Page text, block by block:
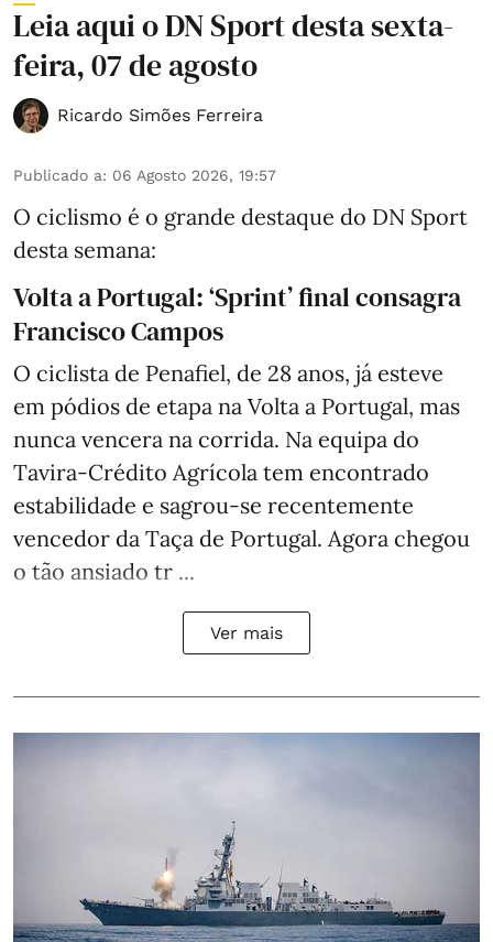
Leia aqui o DN Sport desta sexta-
feira, 07 de agosto
Ricardo Simões Ferreira
Publicado a: 06 Agosto 2026, 19:57
O ciclismo é o grande destaque do DN Sport
desta semana:
Volta a Portugal: ‘Sprint’ final consagra
Francisco Campos
O ciclista de Penafiel, de 28 anos, já esteve
em pódios de etapa na Volta a Portugal, mas
nunca vencera na corrida. Na equipa do
Tavira-Crédito Agrícola tem encontrado
estabilidade e sagrou-se recentemente
vencedor da Taça de Portugal. Agora chegou
o tão ansiado tr ...
Ver mais